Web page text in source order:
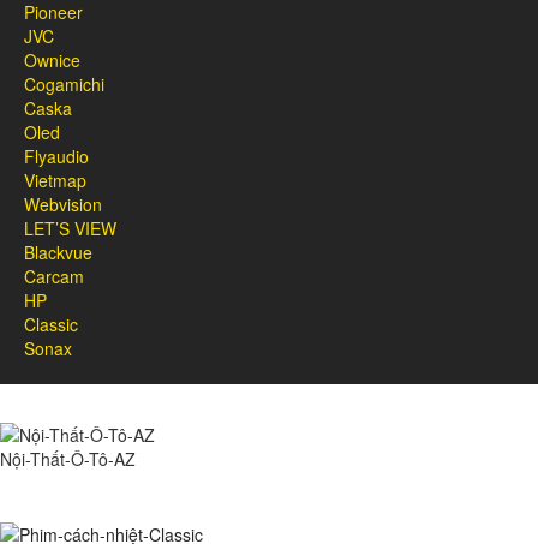
Pioneer
JVC
Ownice
Cogamichi
Caska
Oled
Flyaudio
Vietmap
Webvision
LET’S VIEW
Blackvue
Carcam
HP
Classic
Sonax
Nội-Thất-Ô-Tô-AZ